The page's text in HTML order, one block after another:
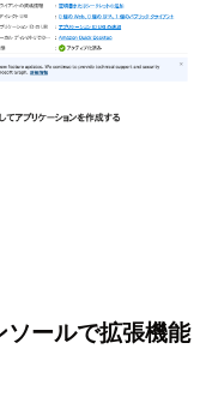
ールで拡張機能